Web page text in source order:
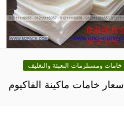
خامات ومستلزمات التعبئة والتغليف
اسعار خامات ماكينة الفاكيوم